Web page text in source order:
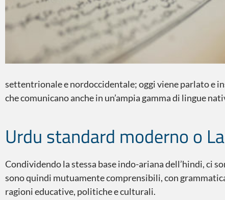
settentrionale e nordoccidentale; oggi viene parlato e
che comunicano anche in un’ampia gamma di lingue
Condividendo la stessa base indo-ariana dell’hindi, ci
sono quindi mutuamente comprensibili, con
ragioni educative, politiche e culturali.